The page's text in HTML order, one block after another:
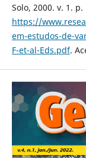
Solo, 2000. v. 1.
https://
em-estudos-de-
F-et-al-Eds.pdf.